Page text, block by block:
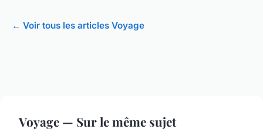
← Voir tous les articles Voyage
Voyage — Sur le même sujet